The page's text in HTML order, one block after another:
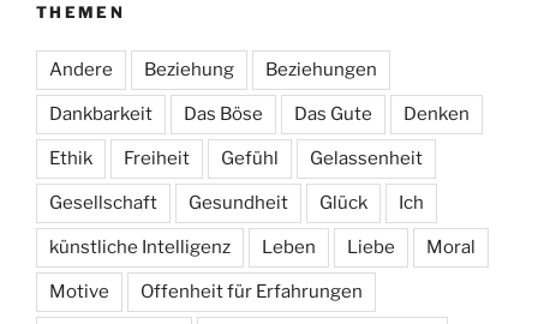
THEMEN
Andere Beziehung Beziehungen
Dankbarkeit Das Böse Das Gute Denken
Ethik Freiheit Gefühl Gelassenheit
Gesellschaft Gesundheit Glück Ich
künstliche Intelligenz Leben Liebe Moral
Motive Offenheit für Erfahrungen